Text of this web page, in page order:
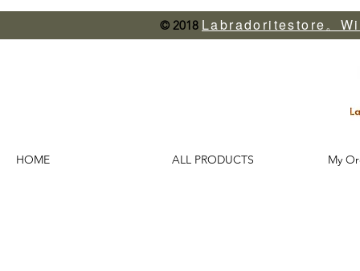
© 2018 Labradoritestore。
HOME ALL PRODUCTS My